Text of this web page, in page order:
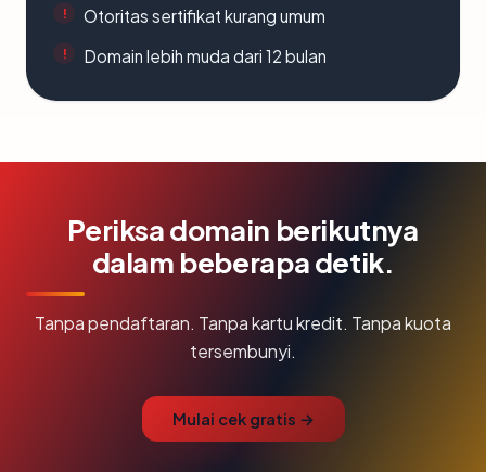
Otoritas sertifikat kurang umum
Domain lebih muda dari 12 bulan
Periksa domain berikutnya
dalam beberapa detik.
Tanpa pendaftaran. Tanpa kartu kredit. Tanpa kuota
tersembunyi.
Mulai cek gratis →